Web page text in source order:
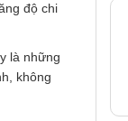
độ chi
là những
không